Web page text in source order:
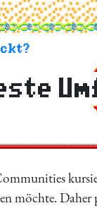
möchte.